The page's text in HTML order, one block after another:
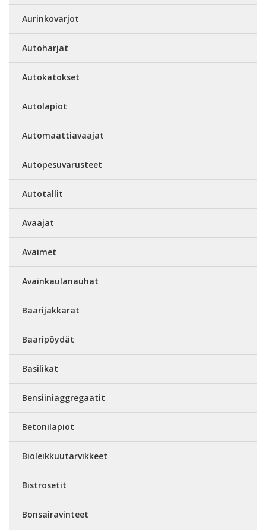
Aurinkovarjot
Autoharjat
Autokatokset
Autolapiot
Automaattiavaajat
Autopesuvarusteet
Autotallit
Avaajat
Avaimet
Avainkaulanauhat
Baarijakkarat
Baaripöydät
Basilikat
Bensiiniaggregaatit
Betonilapiot
Bioleikkuutarvikkeet
Bistrosetit
Bonsairavinteet